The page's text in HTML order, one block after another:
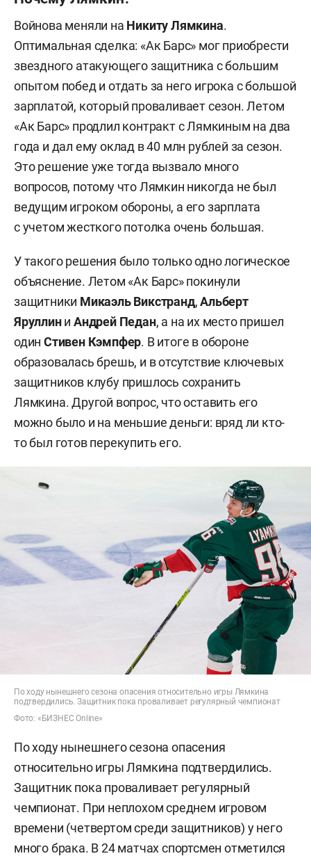
Войнова меняли на Никиту Лямкина.
Оптимальная сделка: «Ак Барс» мог приобрести
звездного атакующего защитника с большим
опытом побед и отдать за него игрока с большой
зарплатой, который проваливает сезон. Летом
«Ак Барс» продлил контракт с Лямкиным на два
года и дал ему оклад в 40 млн рублей за сезон.
Это решение уже тогда вызвало много
вопросов, потому что Лямкин никогда не был
ведущим игроком обороны, а его зарплата
с учетом жесткого потолка очень большая.
У такого решения было только одно логическое
объяснение. Летом «Ак Барс» покинули
защитники Микаэль Викстранд,Альберт
ЯруллиниАндрей Педан, а на их место пришел
один Стивен Кэмпфер. В итоге в обороне
образовалась брешь, и в отсутствие ключевых
защитников клубу пришлось сохранить
Лямкина. Другой вопрос, что оставить его
можно было и на меньшие деньги: вряд ли кто-
то был готов перекупить его.
По ходу нынешнего сезона опасения относительно игры Лямкина
подтвердились. Защитник пока проваливает регулярный чемпионат
Фото: «БИЗНЕС Online»
По ходу нынешнего сезона опасения
относительно игры Лямкина подтвердились.
Защитник пока проваливает регулярный
чемпионат. При неплохом среднем игровом
времени (четвертом среди защитников) у него
много брака. В 24 матчах спортсмен отметился